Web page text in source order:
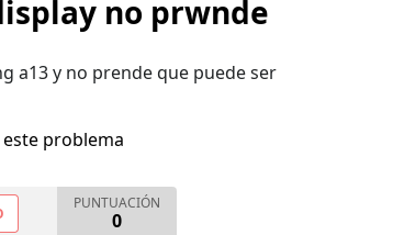
no prwnde
a13 y no prende que puede ser
problema
PUNTUACIÓN
0